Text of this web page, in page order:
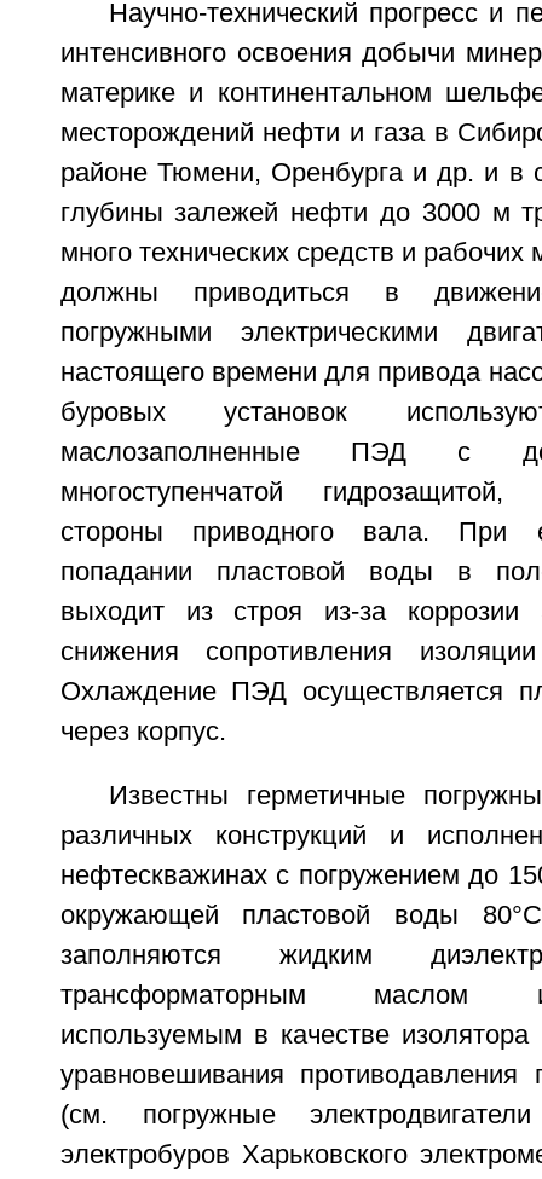
Научно-технический прогресс и
интенсивного освоения добычи
материке и континентальном
месторождений нефти и газа в
районе Тюмени, Оренбурга и др. и в
глубины залежей нефти до 3000 м
много технических средств и
должны приводиться в
погружными электрическими
настоящего времени для привода
буровых установок
маслозаполненные ПЭД с
многоступенчатой
стороны приводного вала. При
попадании пластовой воды в
выходит из строя из-за коррозии
снижения сопротивления
Охлаждение ПЭД осуществляется
через корпус.
Известны герметичные
различных конструкций и
нефтескважинах с погружением до
окружающей пластовой воды
заполняются жидким
трансформаторным маслом
используемым в качестве
уравновешивания противодавления
(см. погружные
электробуров Харьковского